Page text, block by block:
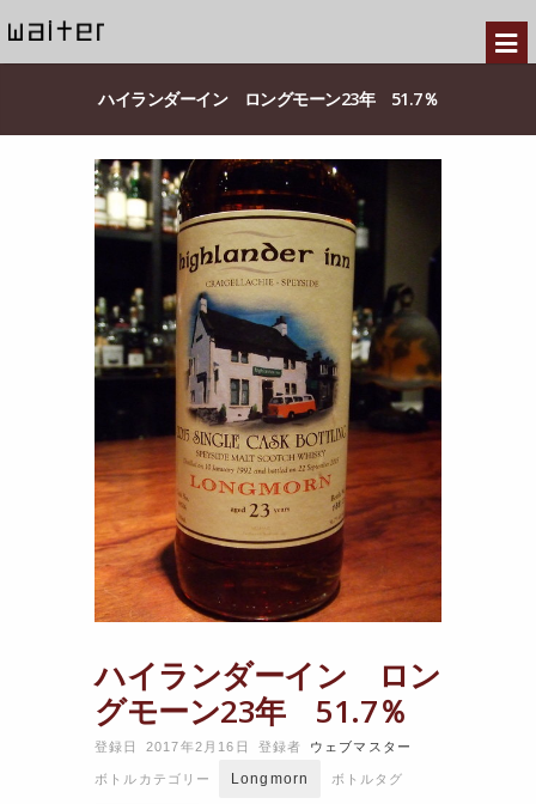
ハイランダーイン ロングモーン23年 51.7％
ハイランダーイン ロン
グモーン23年 51.7％
登録日 2017年2月16日 登録者 ウェブマスター
ボトルカテゴリー Longmorn ボトルタグ